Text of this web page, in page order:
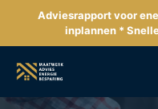
de
inhoud
Adviesrapport voor
inplannen *